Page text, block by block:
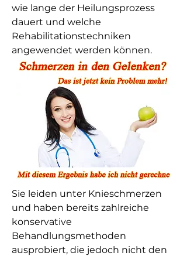
wie lange der Heilungsprozess
dauert und welche
Rehabilitationstechniken
angewendet werden können.
Sie leiden unter Knieschmerzen
und haben bereits zahlreiche
konservative
Behandlungsmethoden
ausprobiert, die jedoch nicht den